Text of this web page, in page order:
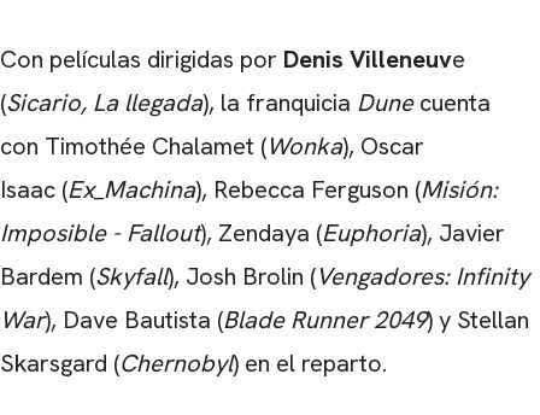
Con películas dirigidas por Denis Villeneuve
(Sicario, La llegada), la franquicia Dunecuenta
con Timothée Chalamet (Wonka), Oscar
Isaac (Ex_Machina), Rebecca Ferguson (Misión:
Imposible - Fallout), Zendaya (Euphoria), Javier
Bardem (Skyfall), Josh Brolin (Vengadores: Infinity
War), Dave Bautista (Blade Runner 2049) y Stellan
Skarsgard (Chernobyl) en el reparto.
CARREGANDO PUBLICIDADE